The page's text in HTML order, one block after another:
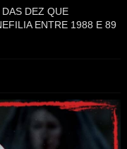
DEZ QUE
ENTRE 1988 E 89